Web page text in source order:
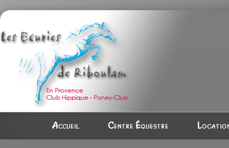
Accueil Centre équestre